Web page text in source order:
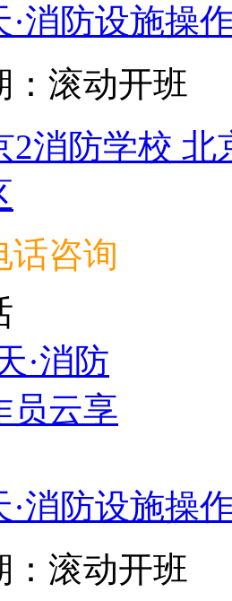
·消防设施操
：滚动开班
2消防学校 北
话咨询
·消防设施操
：滚动开班